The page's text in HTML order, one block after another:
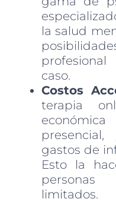
la salud
caso.
Costos
terapia
gastos de
Esto la
limitados.